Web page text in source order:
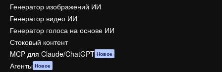
Генератор изображений ИИ
Генератор видео ИИ
Генератор голоса на основе ИИ
Стоковый контент
MCP для Claude/ChatGPT Новое
Агенты Новое